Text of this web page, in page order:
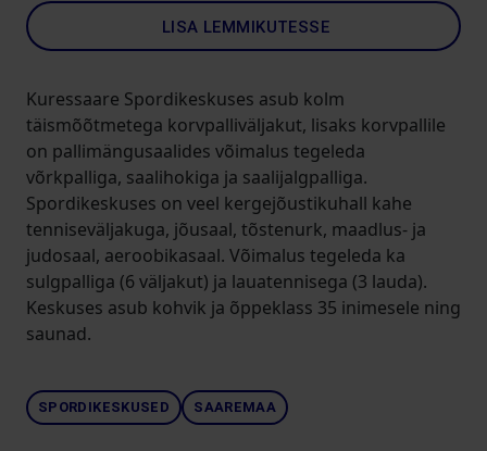
LISA LEMMIKUTESSE
Kuressaare Spordikeskuses asub kolm
täismõõtmetega korvpalliväljakut, lisaks korvpallile
on pallimängusaalides võimalus tegeleda
võrkpalliga, saalihokiga ja saalijalgpalliga.
Spordikeskuses on veel kergejõustikuhall kahe
tenniseväljakuga, jõusaal, tõstenurk, maadlus- ja
judosaal, aeroobikasaal. Võimalus tegeleda ka
sulgpalliga (6 väljakut) ja lauatennisega (3 lauda).
Keskuses asub kohvik ja õppeklass 35 inimesele ning
saunad.
SPORDIKESKUSED SAAREMAA